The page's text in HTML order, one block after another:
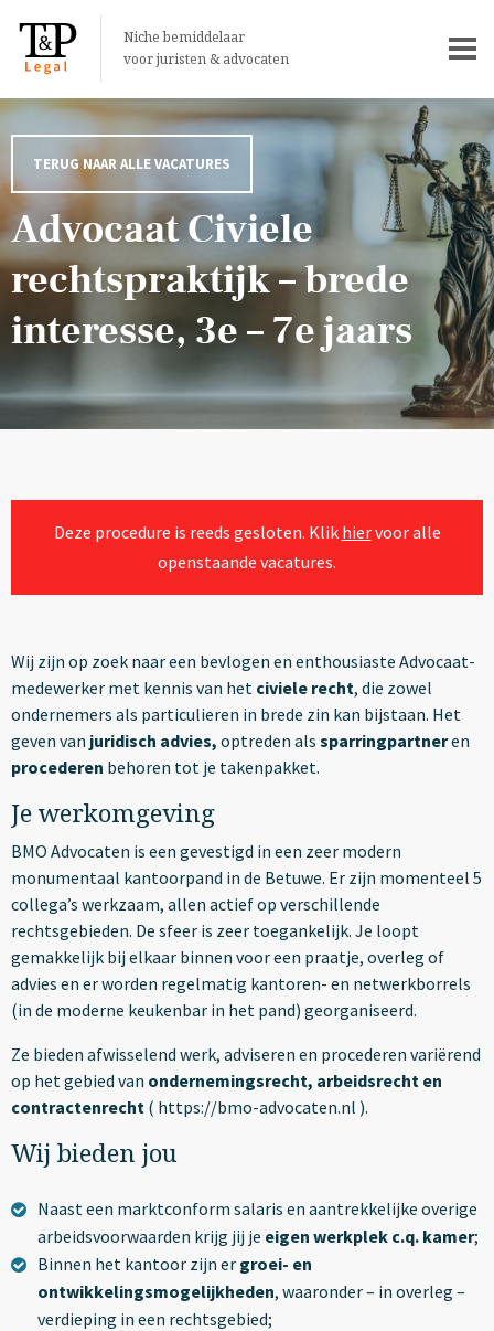
Niche bemiddelaar
voor juristen & advocaten
TERUG NAAR ALLE VACATURES
Advocaat Civiele
rechtspraktijk – brede
interesse, 3e – 7e jaars
Deze procedure is reeds gesloten. Klik hiervoor alle
openstaande vacatures.
Wij zijn op zoek naar een bevlogen en enthousiaste Advocaat-
medewerker met kennis van het civiele recht, die zowel
ondernemers als particulieren in brede zin kan bijstaan. Het
geven van juridisch advies, optreden als sparringpartneren
procederen behoren tot je takenpakket.
Je werkomgeving
BMO Advocaten is een gevestigd in een zeer modern
monumentaal kantoorpand in de Betuwe. Er zijn momenteel 5
collega’s werkzaam, allen actief op verschillende
rechtsgebieden. De sfeer is zeer toegankelijk. Je loopt
gemakkelijk bij elkaar binnen voor een praatje, overleg of
advies en er worden regelmatig kantoren- en netwerkborrels
(in de moderne keukenbar in het pand) georganiseerd.
Ze bieden afwisselend werk, adviseren en procederen variërend
op het gebied van ondernemingsrecht, arbeidsrecht en
contractenrecht ( https://bmo-advocaten.nl ).
Wij bieden jou
Naast een marktconform salaris en aantrekkelijke overige
arbeidsvoorwaarden krijg jij je eigen werkplek c.q. kamer;
Binnen het kantoor zijn er groei- en
ontwikkelingsmogelijkheden, waaronder – in overleg –
verdieping in een rechtsgebied;